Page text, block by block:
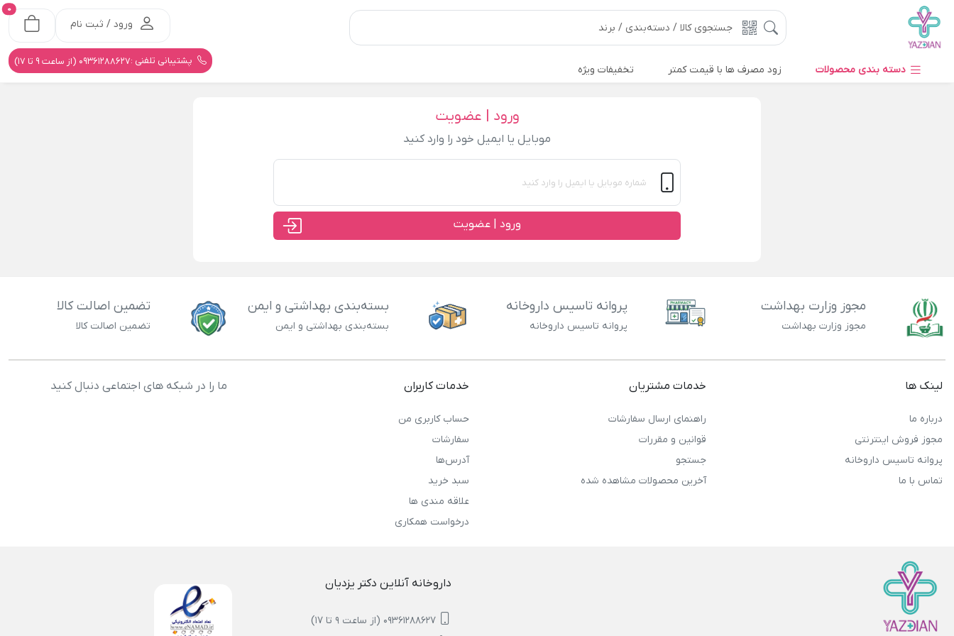
ورود / ثبت نام
0
پشتیبانی تلفنی :09361288627 (از ساعت 9 تا 17)
دسته بندی محصولات زود مصرف ها با قیمت کمتر تخفیفات ویژه
ورود | عضویت
موبایل یا ایمیل خود را وارد کنید
ورود | عضویت
مجوز وزارت بهداشت
مجوز وزارت بهداشت
پروانه تاسیس داروخانه
پروانه تاسیس داروخانه
بسته‌بندی بهداشتی و ایمن
بسته‌بندی بهداشتی و ایمن
تضمین اصالت کالا
تضمین اصالت کالا
لینک ها
درباره ما
مجوز فروش اینترنتی
پروانه تاسیس داروخانه
تماس با ما
خدمات مشتریان
راهنمای ارسال سفارشات
قوانین و مقررات
جستجو
آخرین محصولات مشاهده شده
خدمات کاربران
حساب کاربری من
سفارشات
آدرس‌ها
سبد خرید
علاقه مندی ها
درخواست همکاری
ما را در شبکه های اجتماعی دنبال کنید
داروخانه آنلاین دکتر یزدیان
09361288627 (از ساعت 9 تا 17)